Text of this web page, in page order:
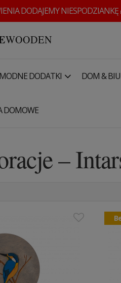
DODAJEMY NIESPODZIANKĘ
WOODEN
MODNE DODATKI DOM &
DOMOWE
–